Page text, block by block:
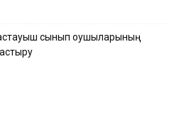
сынып оқушыларының